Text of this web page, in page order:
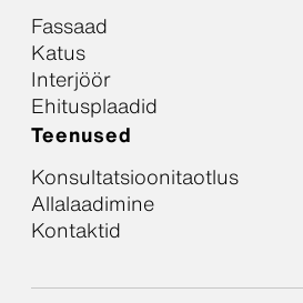
Fassaad
Katus
Interjöör
Ehitusplaadid
Teenused
Konsultatsioonitaotlus
Allalaadimine
Kontaktid